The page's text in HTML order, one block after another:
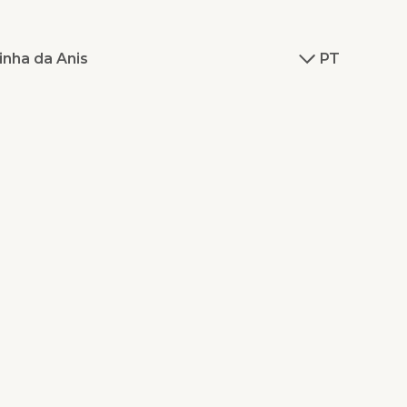
da Anis PT